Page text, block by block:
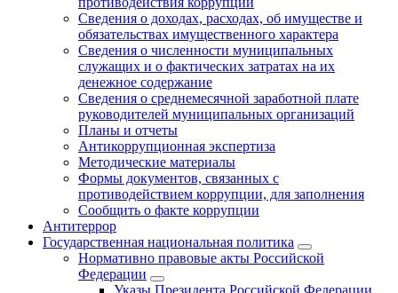
Сведения о доходах, расходах, об имуществе и
обязательствах имущественного характера
Сведения о численности муниципальных
служащих и о фактических затратах на их
денежное содержание
Сведения о среднемесячной заработной плате
руководителей муниципальных организаций
Планы и отчеты
Антикоррупционная экспертиза
Методические материалы
Формы документов, связанных с
противодействием коррупции, для заполнения
Сообщить о факте коррупции
Антитеррор
Государственная национальная политика
Нормативно правовые акты Российской
Федерации